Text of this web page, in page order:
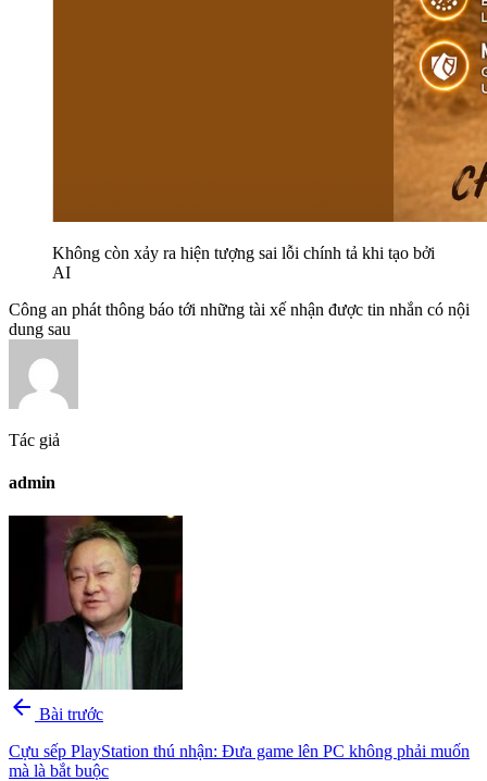
Không còn xảy ra hiện tượng sai lỗi chính tả khi tạo bởi
AI
Công an phát thông báo tới những tài xế nhận được tin nhắn có nội
dung sau
Tác giả
admin
arrow_back Bài trước
Cựu sếp PlayStation thú nhận: Đưa game lên PC không phải muốn
mà là bắt buộc